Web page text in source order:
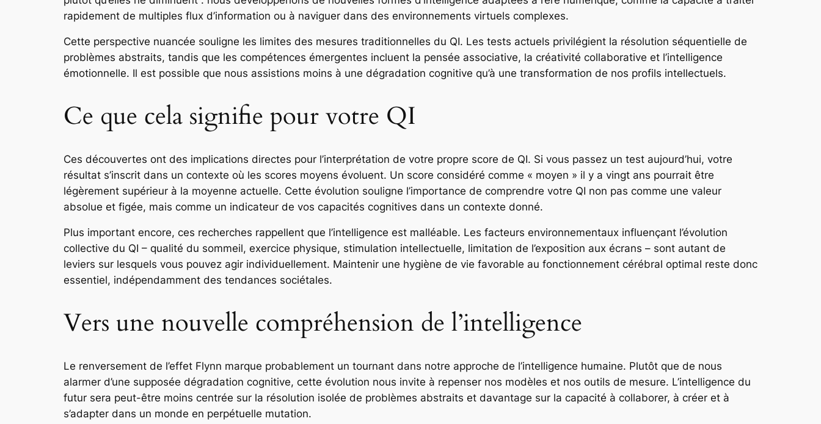
rapidement de multiples flux d’information ou à naviguer dans des environnements virtuels complexes.
Cette perspective nuancée souligne les limites des mesures traditionnelles du QI. Les tests actuels privilégient la résolution séquentielle de
problèmes abstraits, tandis que les compétences émergentes incluent la pensée associative, la créativité collaborative et l’intelligence
émotionnelle. Il est possible que nous assistions moins à une dégradation cognitive qu’à une transformation de nos profils intellectuels.
Ce que cela signifie pour votre QI
Ces découvertes ont des implications directes pour l’interprétation de votre propre score de QI. Si vous passez un test aujourd’hui, votre
résultat s’inscrit dans un contexte où les scores moyens évoluent. Un score considéré comme « moyen » il y a vingt ans pourrait être
légèrement supérieur à la moyenne actuelle. Cette évolution souligne l’importance de comprendre votre QI non pas comme une valeur
absolue et figée, mais comme un indicateur de vos capacités cognitives dans un contexte donné.
Plus important encore, ces recherches rappellent que l’intelligence est malléable. Les facteurs environnementaux influençant l’évolution
collective du QI – qualité du sommeil, exercice physique, stimulation intellectuelle, limitation de l’exposition aux écrans – sont autant de
leviers sur lesquels vous pouvez agir individuellement. Maintenir une hygiène de vie favorable au fonctionnement cérébral optimal reste donc
essentiel, indépendamment des tendances sociétales.
Vers une nouvelle compréhension de l’intelligence
Le renversement de l’effet Flynn marque probablement un tournant dans notre approche de l’intelligence humaine. Plutôt que de nous
alarmer d’une supposée dégradation cognitive, cette évolution nous invite à repenser nos modèles et nos outils de mesure. L’intelligence du
futur sera peut-être moins centrée sur la résolution isolée de problèmes abstraits et davantage sur la capacité à collaborer, à créer et à
s’adapter dans un monde en perpétuelle mutation.